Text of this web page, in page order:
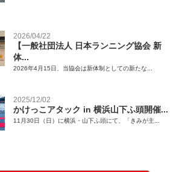
2026/04/22
【一般社団法人 日本ランニング協会 新
体...
2026年4月15日、当協会は新体制としての新たな...
2025/12/02
かけっこアタック in 横浜山下ふ頭開催...
11月30日（日）に横浜・山下ふ頭にて、「きみが主...